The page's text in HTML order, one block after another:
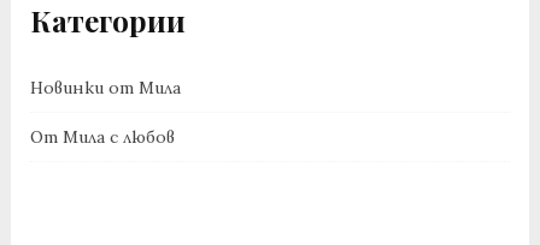
Категории
Новинки от Мила
От Мила с любов